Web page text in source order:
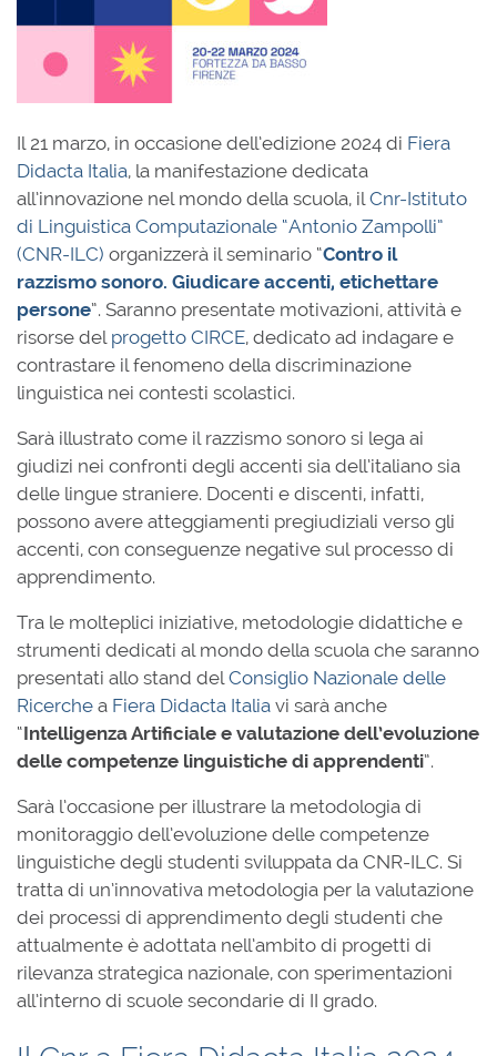
Il 21 marzo, in occasione dell’edizione 2024 di Fiera
Didacta Italia, la manifestazione dedicata
all’innovazione nel mondo della scuola, ilCnr-Istituto
di Linguistica Computazionale “Antonio Zampolli”
(CNR-ILC) organizzerà il seminario “Contro il
razzismo sonoro. Giudicare accenti, etichettare
persone”. Saranno presentate motivazioni, attività e
risorse del progetto CIRCE, dedicato ad indagare e
contrastare il fenomeno della discriminazione
linguistica nei contesti scolastici.
Sarà illustrato come il razzismo sonoro si lega ai
giudizi nei confronti degli accenti sia dell’italiano sia
delle lingue straniere. Docenti e discenti, infatti,
possono avere atteggiamenti pregiudiziali verso gli
accenti, con conseguenze negative sul processo di
apprendimento.
Tra le molteplici iniziative, metodologie didattiche e
strumenti dedicati al mondo della scuola che saranno
presentati allo stand delConsiglio Nazionale delle
Ricerche a Fiera Didacta Italia vi sarà anche
“Intelligenza Artificiale e valutazione dell’evoluzione
delle competenze linguistiche di apprendenti”.
Sarà l’occasione per illustrare la metodologia di
monitoraggio dell’evoluzione delle competenze
linguistiche degli studenti sviluppata da CNR-ILC. Si
tratta di un’innovativa metodologia per la valutazione
dei processi di apprendimento degli studenti che
attualmente è adottata nell’ambito di progetti di
rilevanza strategica nazionale, con sperimentazioni
all’interno di scuole secondarie di II grado.